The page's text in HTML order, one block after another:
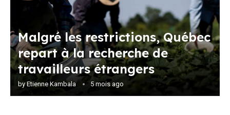
Malgré les restrictions, Québec
repart à la recherche de
travailleurs étrangers
by Etienne Kambala 5 mois ago